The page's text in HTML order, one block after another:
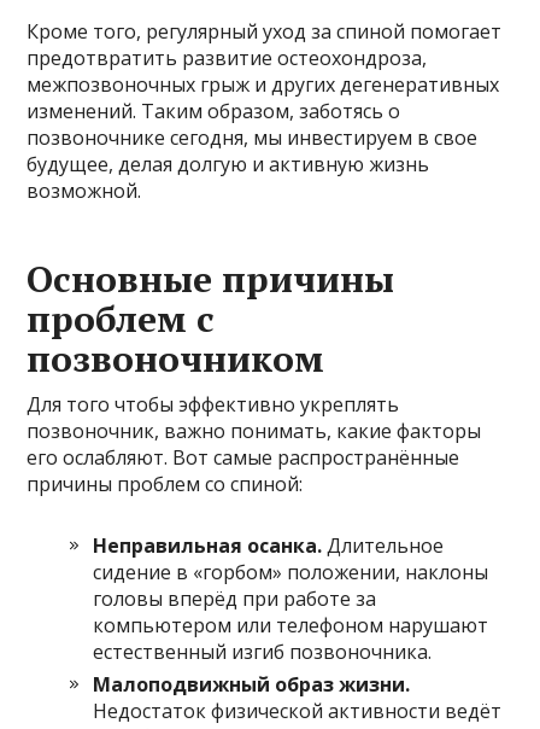
Кроме того, регулярный уход за спиной помогает
предотвратить развитие остеохондроза,
межпозвоночных грыж и других дегенеративных
изменений. Таким образом, заботясь о
позвоночнике сегодня, мы инвестируем в свое
будущее, делая долгую и активную жизнь
возможной.
Основные причины
проблем с
позвоночником
Для того чтобы эффективно укреплять
позвоночник, важно понимать, какие факторы
его ослабляют. Вот самые распространённые
причины проблем со спиной:
Неправильная осанка.Длительное
сидение в «горбом» положении, наклоны
головы вперёд при работе за
компьютером или телефоном нарушают
естественный изгиб позвоночника.
Малоподвижный образ жизни.
Недостаток физической активности ведёт